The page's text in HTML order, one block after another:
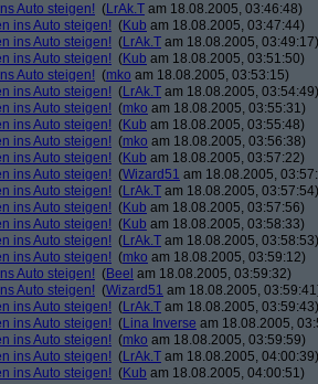
Auto steigen! (LrAk.T am 18.08.2005, 03:46:48)
ins Auto steigen! (Kub am 18.08.2005, 03:47:44)
ins Auto steigen! (LrAk.T am 18.08.2005, 03:49:17)
ins Auto steigen! (Kub am 18.08.2005, 03:51:50)
Auto steigen! (mko am 18.08.2005, 03:53:15)
ins Auto steigen! (LrAk.T am 18.08.2005, 03:54:49)
ins Auto steigen! (mko am 18.08.2005, 03:55:31)
ins Auto steigen! (Kub am 18.08.2005, 03:55:48)
ins Auto steigen! (mko am 18.08.2005, 03:56:38)
ins Auto steigen! (Kub am 18.08.2005, 03:57:22)
ins Auto steigen! (Wizard51 am 18.08.2005,
ins Auto steigen! (LrAk.T am 18.08.2005, 03:57:54)
ins Auto steigen! (Kub am 18.08.2005, 03:57:56)
ins Auto steigen! (Kub am 18.08.2005, 03:58:33)
ins Auto steigen! (LrAk.T am 18.08.2005, 03:58:53)
ins Auto steigen! (mko am 18.08.2005, 03:59:12)
Auto steigen! (Beel am 18.08.2005, 03:59:32)
Auto steigen! (Wizard51 am 18.08.2005,
ins Auto steigen! (LrAk.T am 18.08.2005, 03:59:43)
ins Auto steigen! (Lina Inverse am 18.08.2005,
ins Auto steigen! (mko am 18.08.2005, 03:59:59)
ins Auto steigen! (LrAk.T am 18.08.2005, 04:00:39)
ins Auto steigen! (Kub am 18.08.2005, 04:00:51)